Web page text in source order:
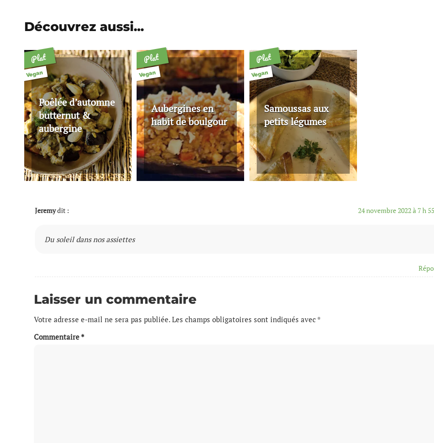
Découvrez aussi...
Plat
Vegan
Poêlée d’automne
butternut &
aubergine
Plat
Vegan
Aubergines en
habit de boulgour
Plat
Vegan
Samoussas aux
petits légumes
Jeremydit : 24 novembre 2022 à 7 h
Du soleil dans nos assiettes
Laisser un commentaire
Votre adresse e-mail ne sera pas publiée. Les champs obligatoires sont indiqués avec *
Commentaire *